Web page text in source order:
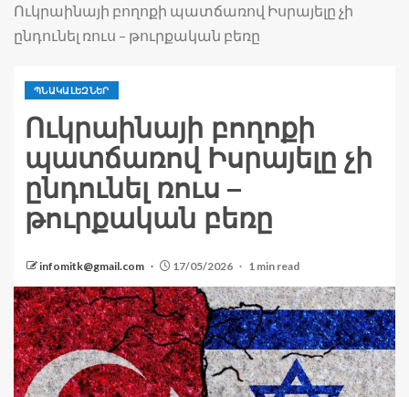
Ուկրաինայի բողոքի պատճառով Իսրայելը չի
ընդունել ռուս – թուրքական բեռը
ՊՆԱԿԱԼԵԶՆԵՐ
Ուկրաինայի բողոքի
պատճառով Իսրայելը չի
ընդունել ռուս –
թուրքական բեռը
infomitk@gmail.com 17/05/2026 1 min read